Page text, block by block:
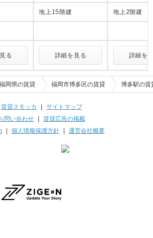
地上15階建 地上2階建
る 詳細を見る 詳細を
福岡県の賃貸 福岡市博多区の賃貸 博多駅の賃
賃貸スモッカ | サイトマップ
問い合わせ| 賃貸広告の掲載
| 個人情報保護方針 | 運営会社概要